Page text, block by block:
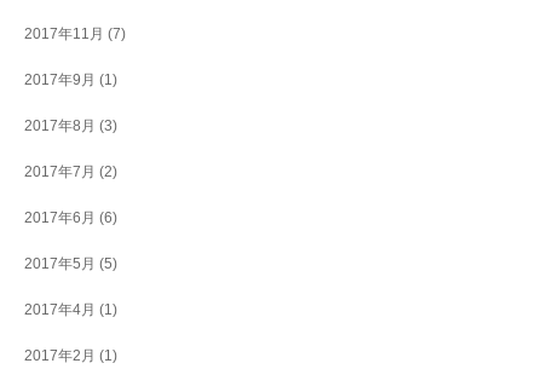
2017年11月 (7)
2017年9月 (1)
2017年8月 (3)
2017年7月 (2)
2017年6月 (6)
2017年5月 (5)
2017年4月 (1)
2017年2月 (1)